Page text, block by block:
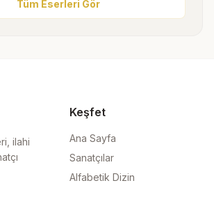
Tüm Eserleri Gör
ilahi
Keşfet
Ana Sayfa
Sanatçılar
Alfabetik Dizin